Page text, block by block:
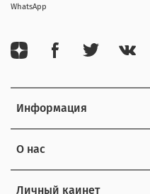
Информация
О нас
Личный каинет
WhatsApp